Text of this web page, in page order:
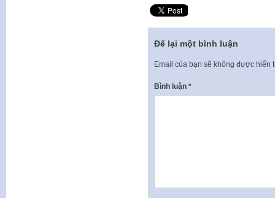
Để lại một bình luận
Email của bạn sẽ không được hiển
Bình luận *